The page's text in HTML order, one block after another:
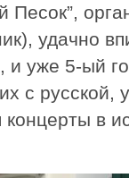
Песок”,
удачно
уже 5-ый
с русской,
концерты в